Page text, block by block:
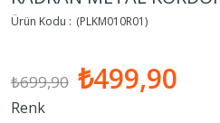
(PLKM010R01)
₺699,90 ₺499,90
Renk